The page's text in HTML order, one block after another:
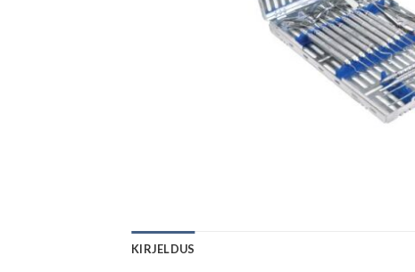
KIRJELDUS